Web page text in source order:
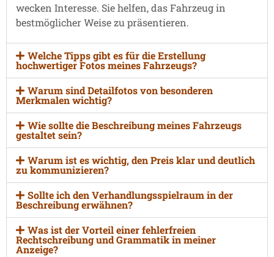
wecken Interesse. Sie helfen, das Fahrzeug in
bestmöglicher Weise zu präsentieren.
Welche Tipps gibt es für die Erstellung
hochwertiger Fotos meines Fahrzeugs?
Warum sind Detailfotos von besonderen
Merkmalen wichtig?
Wie sollte die Beschreibung meines Fahrzeugs
gestaltet sein?
Warum ist es wichtig, den Preis klar und deutlich
zu kommunizieren?
Sollte ich den Verhandlungsspielraum in der
Beschreibung erwähnen?
Was ist der Vorteil einer fehlerfreien
Rechtschreibung und Grammatik in meiner
Anzeige?